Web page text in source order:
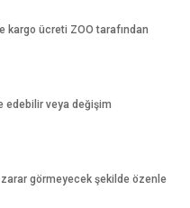
kargo ücreti ZOO tarafından
edebilir veya değişim
görmeyecek şekilde özenle